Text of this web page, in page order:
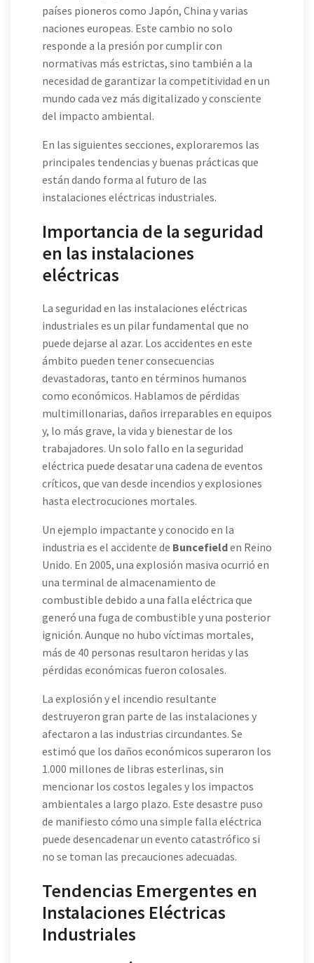
países pioneros como Japón, China y varias
naciones europeas. Este cambio no solo
responde a la presión por cumplir con
normativas más estrictas, sino también a la
necesidad de garantizar la competitividad en un
mundo cada vez más digitalizado y consciente
del impacto ambiental.
En las siguientes secciones, exploraremos las
principales tendencias y buenas prácticas que
están dando forma al futuro de las
instalaciones eléctricas industriales.
Importancia de la seguridad
en las instalaciones
eléctricas
La seguridad en las instalaciones eléctricas
industriales es un pilar fundamental que no
puede dejarse al azar. Los accidentes en este
ámbito pueden tener consecuencias
devastadoras, tanto en términos humanos
como económicos. Hablamos de pérdidas
multimillonarias, daños irreparables en equipos
y, lo más grave, la vida y bienestar de los
trabajadores. Un solo fallo en la seguridad
eléctrica puede desatar una cadena de eventos
críticos, que van desde incendios y explosiones
hasta electrocuciones mortales.
Un ejemplo impactante y conocido en la
industria es el accidente de Buncefielden Reino
Unido. En 2005, una explosión masiva ocurrió en
una terminal de almacenamiento de
combustible debido a una falla eléctrica que
generó una fuga de combustible y una posterior
ignición. Aunque no hubo víctimas mortales,
más de 40 personas resultaron heridas y las
pérdidas económicas fueron colosales.
La explosión y el incendio resultante
destruyeron gran parte de las instalaciones y
afectaron a las industrias circundantes. Se
estimó que los daños económicos superaron los
1.000 millones de libras esterlinas, sin
mencionar los costos legales y los impactos
ambientales a largo plazo. Este desastre puso
de manifiesto cómo una simple falla eléctrica
puede desencadenar un evento catastrófico si
no se toman las precauciones adecuadas.
Tendencias Emergentes en
Instalaciones Eléctricas
Industriales